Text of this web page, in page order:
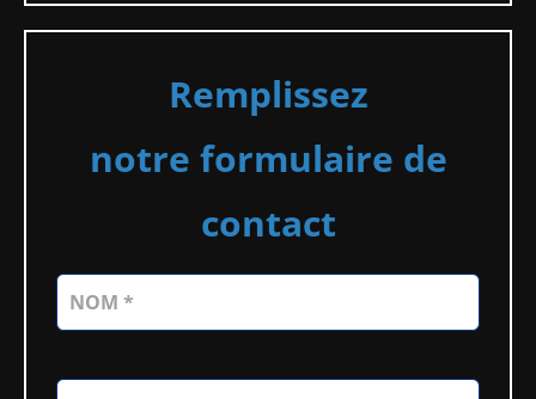
Remplissez
notre formulaire de
contact